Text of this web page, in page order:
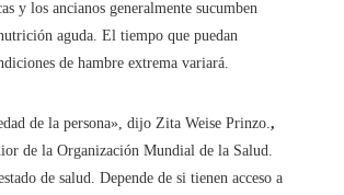
y los ancianos generalmente sucumben
aguda. El tiempo que puedan
de hambre extrema variará.
de la persona», dijo Zita Weise Prinzo. ,
de la Organización Mundial de la Salud.
de salud. Depende de si tienen acceso a